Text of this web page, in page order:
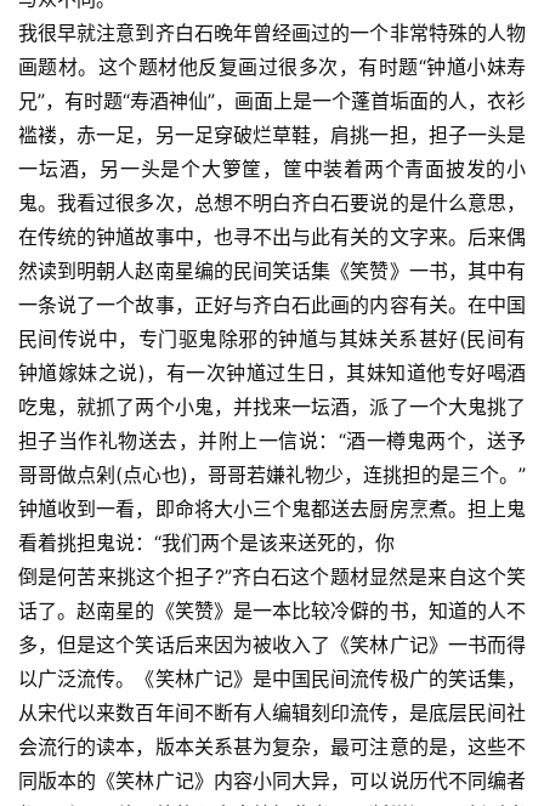
我很早就注意到齐白石晚年曾经画过的一个非常特殊的人物
画题材。这个题材他反复画过很多次，有时题“钟馗小妹寿
兄”，有时题“寿酒神仙”，画面上是一个蓬首垢面的人，衣衫
褴褛，赤一足，另一足穿破烂草鞋，肩挑一担，担子一头是
一坛酒，另一头是个大箩筐，筐中装着两个青面披发的小
鬼。我看过很多次，总想不明白齐白石要说的是什么意思，
在传统的钟馗故事中，也寻不出与此有关的文字来。后来偶
然读到明朝人赵南星编的民间笑话集《笑赞》一书，其中有
一条说了一个故事，正好与齐白石此画的内容有关。在中国
民间传说中，专门驱鬼除邪的钟馗与其妹关系甚好(民间有
钟馗嫁妹之说)，有一次钟馗过生日，其妹知道他专好喝酒
吃鬼，就抓了两个小鬼，并找来一坛酒，派了一个大鬼挑了
担子当作礼物送去，并附上一信说：“酒一樽鬼两个，送予
哥哥做点剁(点心也)，哥哥若嫌礼物少，连挑担的是三个。”
钟馗收到一看，即命将大小三个鬼都送去厨房烹煮。担上鬼
看着挑担鬼说：“我们两个是该来送死的，你
倒是何苦来挑这个担子?”齐白石这个题材显然是来自这个笑
话了。赵南星的《笑赞》是一本比较冷僻的书，知道的人不
多，但是这个笑话后来因为被收入了《笑林广记》一书而得
以广泛流传。《笑林广记》是中国民间流传极广的笑话集，
从宋代以来数百年间不断有人编辑刻印流传，是底层民间社
会流行的读本，版本关系甚为复杂，最可注意的是，这些不
同版本的《笑林广记》内容小同大异，可以说历代不同编者